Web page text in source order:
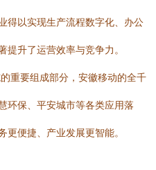
得以实现生产流程数字化、办公
提升了运营效率与竞争力。
重要组成部分，安徽移动的全千
环保、平安城市等各类应用落
更便捷、产业发展更智能。